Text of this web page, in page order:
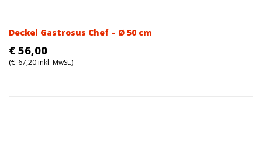
Deckel Gastrosus Chef – Ø 50 cm
€ 56,00
(€ 67,20inkl. MwSt.)